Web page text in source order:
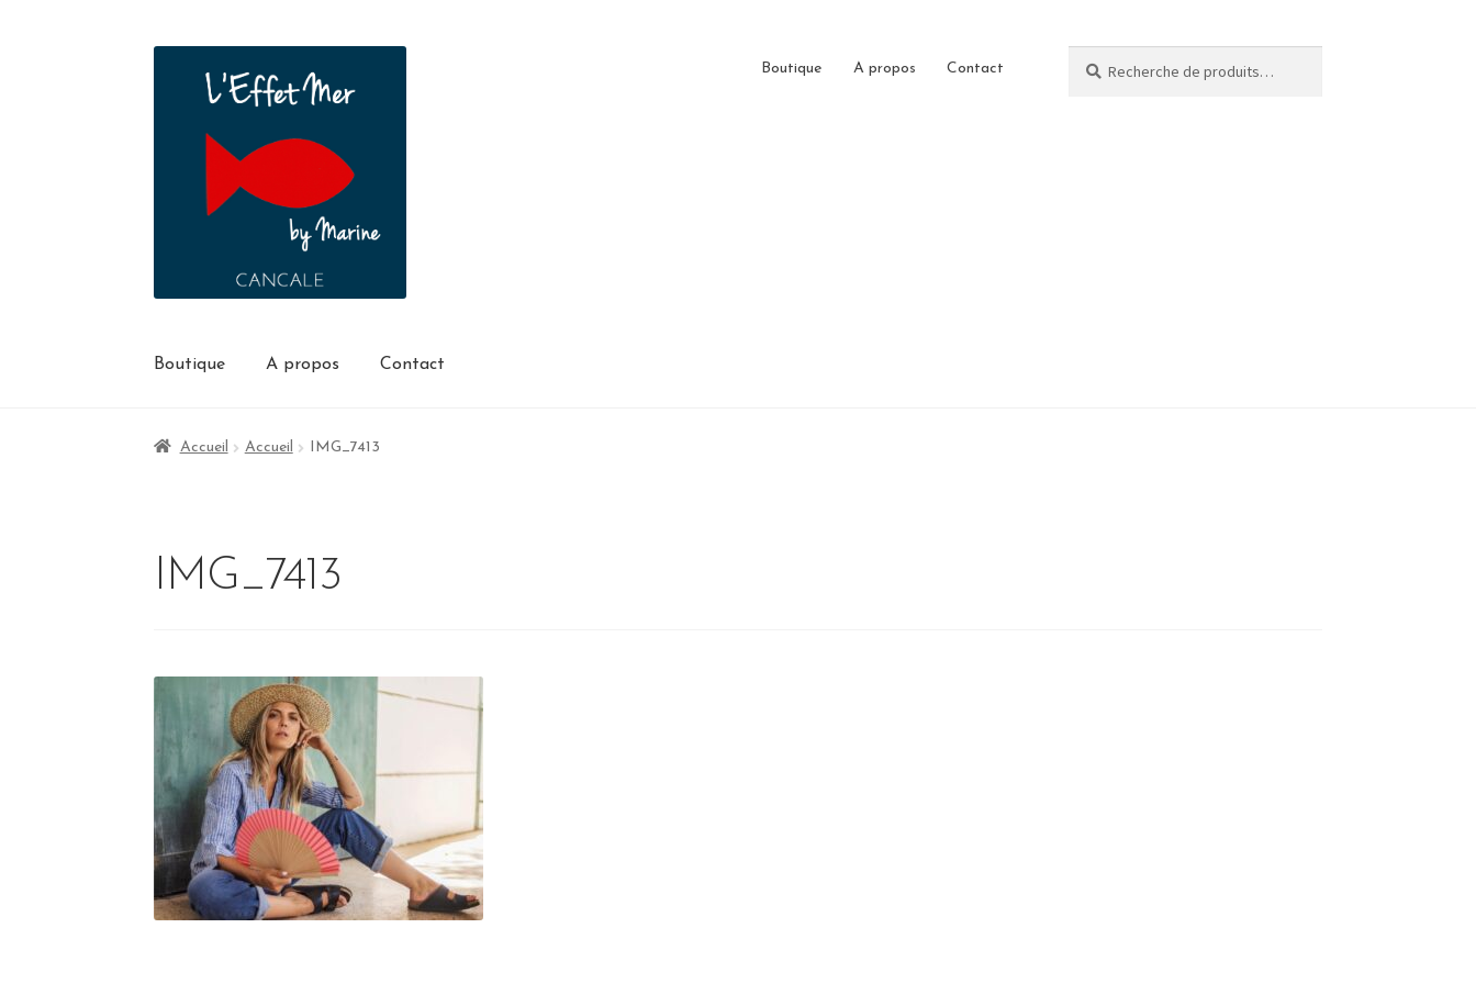
Boutique A propos Contact
Boutique A propos Contact
Accueil Accueil IMG_7413
IMG_7413